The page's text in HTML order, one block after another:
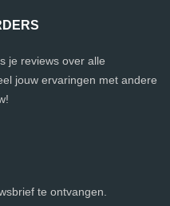
je reviews over alle
jouw ervaringen met andere
te ontvangen.